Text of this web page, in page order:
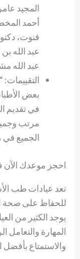
المجيد
أحمد
قنوت،
عبد الله
عبد الله
بعض
في تقديم
مرتب
الجميع في
احجز موعدك الآن
تعد عيادات طب
للحفاظ على صحة
يوجد الكثير من
المهارة والتعامل
والاستمتاع بأفضل